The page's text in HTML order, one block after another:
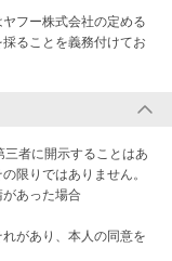
フー株式会社の定める
ることを義務付けてお
者に開示することはあ
限りではありません。
あった場合
があり、本人の同意を